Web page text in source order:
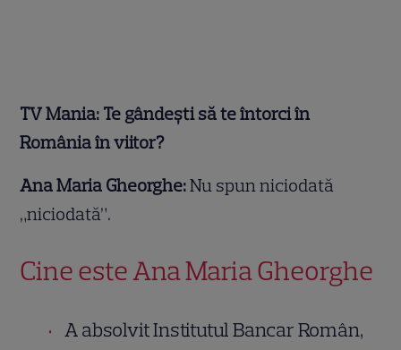
TV Mania: Te gândești să te întorci în
România în viitor?
Ana Maria Gheorghe:Nu spun niciodată
„niciodată”.
Cine este Ana Maria Gheorghe
A absolvit Institutul Bancar Român,